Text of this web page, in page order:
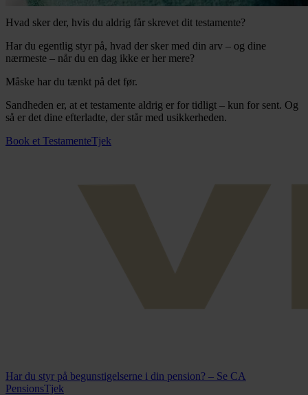
Hvad sker der, hvis du aldrig får skrevet dit testamente?
Har du egentlig styr på, hvad der sker med din arv – og dine
nærmeste – når du en dag ikke er her mere?
Måske har du tænkt på det før.
Sandheden er, at et testamente aldrig er for tidligt – kun for sent. Og
så er det dine efterladte, der står med usikkerheden.
Book et TestamenteTjek
Har du styr på begunstigelserne i din pension? – Se CA
PensionsTjek